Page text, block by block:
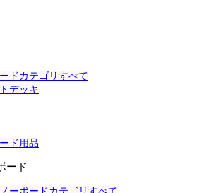
ドカテゴリすべて
デッキ
ド用品
ード